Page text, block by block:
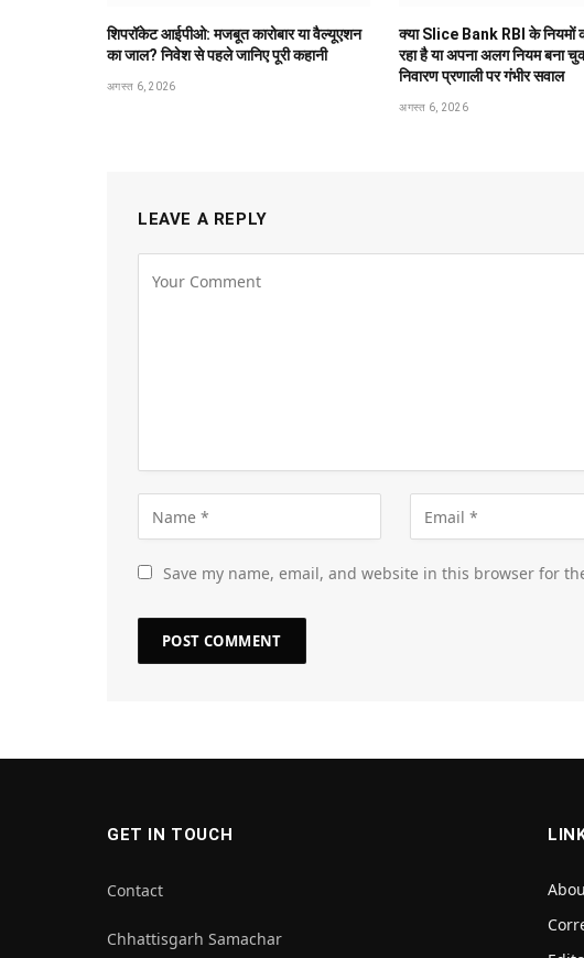
शिपरॉकेट आईपीओ: मजबूत कारोबार या वैल्यूएशन
का जाल? निवेश से पहले जानिए पूरी कहानी
अगस्त 6, 2026
क्या Slice Bank RBI के नियमों
रहा है या अपना अलग नियम बना
निवारण प्रणाली पर गंभीर सवाल
अगस्त 6, 2026
LEAVE A REPLY
Save my name, email, and website in this browser for
GET IN TOUCH
Contact
Chhattisgarh Samachar